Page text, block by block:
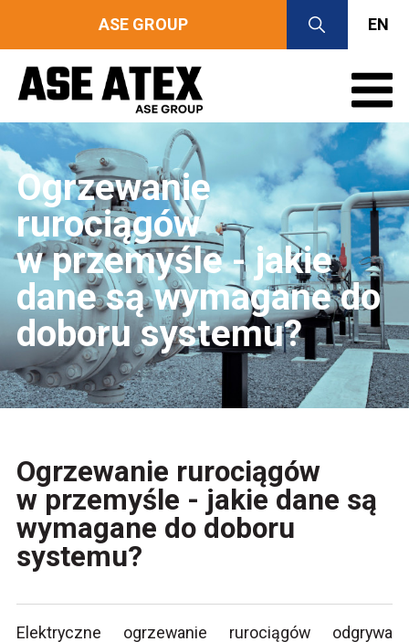
ASE GROUP EN
Ogrzewanie
rurociągów
w przemyśle - jakie
dane są wymagane do
doboru systemu?
Ogrzewanie rurociągów
w przemyśle - jakie dane są
wymagane do doboru
systemu?
Elektryczne ogrzewanie rurociągów odgrywa